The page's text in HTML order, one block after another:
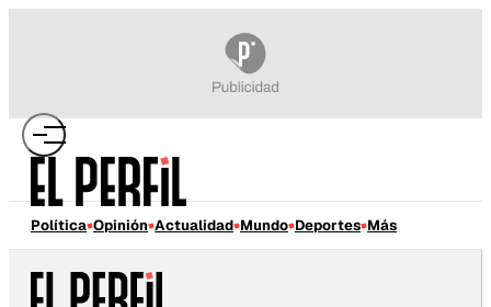
Política Opinión Actualidad Mundo Deportes Más